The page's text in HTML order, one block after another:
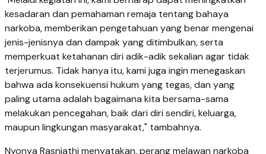
kesadaran dan pemahaman remaja tentang bahaya
narkoba, memberikan pengetahuan yang benar mengenai
jenis-jenisnya dan dampak yang ditimbulkan, serta
memperkuat ketahanan diri adik-adik sekalian agar tidak
terjerumus. Tidak hanya itu, kami juga ingin menegaskan
bahwa ada konsekuensi hukum yang tegas, dan yang
paling utama adalah bagaimana kita bersama-sama
melakukan pencegahan, baik dari diri sendiri, keluarga,
maupun lingkungan masyarakat," tambahnya.
Nyonya Rasniathi menyatakan, perang melawan narkoba